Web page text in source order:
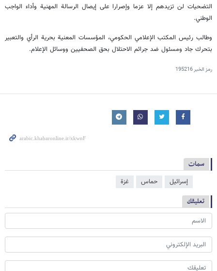
التضحيات لن تزيدهم إلا عزما وإصرارا على إيصال الرسالة المهنية وأداء الواجب
الوطني.
وطالب رئيس المكتب الإعلامي الحكومي، المؤسسات المعنية بحرية الرأي والتعبير
بتحرك جاد ومسئول ضد جرائم الاحتلال بحق الصحفيين ووسائل الإعلام.
رمز الخبر195216
سمات
إسرائيل حماس غزة
تعليقك